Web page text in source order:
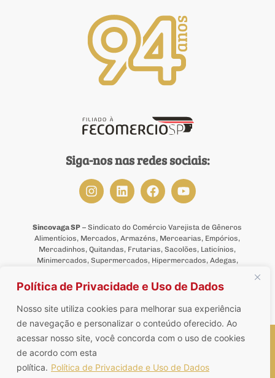
Política de Privacidade e Uso de Dados
Nosso site utiliza cookies para melhorar sua experiência
de navegação e personalizar o conteúdo oferecido. Ao
acessar nosso site, você concorda com o uso de cookies
de acordo com esta
política. Política de Privacidade e Uso de Dados
Siga-nos nas redes sociais:
Sincovaga SP – Sindicato do Comércio Varejista de Gêneros
Alimentícios, Mercados, Armazéns, Mercearias, Empórios,
Mercadinhos, Quitandas, Frutarias, Sacolões, Laticínios,
Minimercados, Supermercados, Hipermercados, Adegas,
de Suplementos Alimentares, de Produtos Naturais,
Dietéticos, Congelados, Delicatessens e de Conveniência do
Estado de São Paulo.
Sincovaga SP © 2026 – Todos os direitos reservados